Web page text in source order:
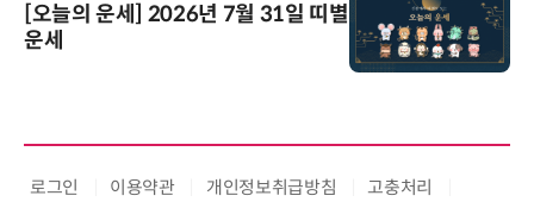
[오늘의 운세] 2026년 7월 31일 띠별
운세
로그인 이용약관 개인정보취급방침 고충처리